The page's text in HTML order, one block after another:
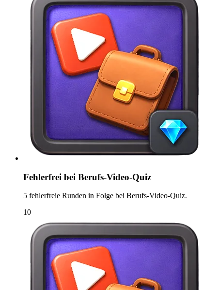
Fehlerfrei bei Berufs-Video-Quiz
5 fehlerfreie Runden in Folge bei Berufs-Video-Quiz.
10